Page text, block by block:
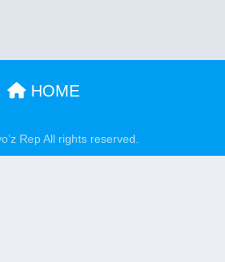
HOME
Rep All rights reserved.